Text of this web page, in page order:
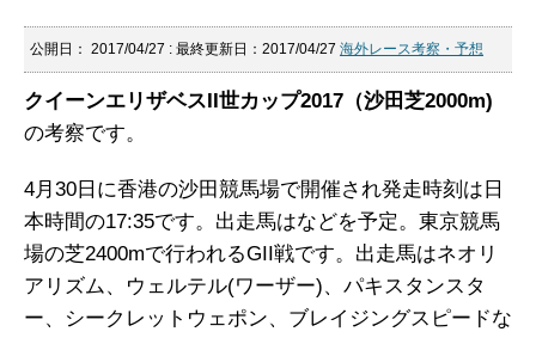
公開日： 2017/04/27 : 最終更新日：2017/04/27 海外レース考察・予想
クイーンエリザベスII世カップ2017（沙田芝2000m)
の考察です。
4月30日に香港の沙田競馬場で開催され発走時刻は日
本時間の17:35です。出走馬はなどを予定。東京競馬
場の芝2400mで行われるGII戦です。出走馬はネオリ
アリズム、ウェルテル(ワーザー)、パキスタンスタ
ー、シークレットウェポン、ブレイジングスピードな